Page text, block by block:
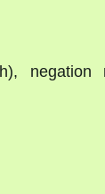
negation